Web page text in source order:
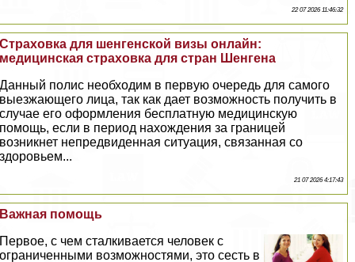
22 07 2026 11:46:32
Страховка для шенгенской визы онлайн:
медицинская страховка для стран Шенгена
Данный полис необходим в первую очередь для самого
выезжающего лица, так как дает возможность получить в
случае его оформления бесплатную медицинскую
помощь, если в период нахождения за границей
возникнет непредвиденная ситуация, связанная со
здоровьем...
21 07 2026 4:17:43
Важная помощь
Первое, с чем сталкивается человек с
ограниченными возможностями, это сесть в